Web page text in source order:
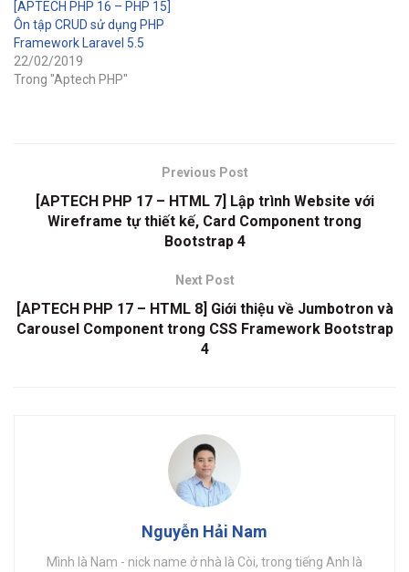
[APTECH PHP 16 – PHP 15]
Ôn tập CRUD sử dụng PHP
Framework Laravel 5.5
22/02/2019
Trong "Aptech PHP"
Previous Post
[APTECH PHP 17 – HTML 7] Lập trình Website với
Wireframe tự thiết kế, Card Component trong
Bootstrap 4
Next Post
[APTECH PHP 17 – HTML 8] Giới thiệu về Jumbotron và
Carousel Component trong CSS Framework Bootstrap
4
Nguyễn Hải Nam
Mình là Nam - nick name ở nhà là Còi, trong tiếng Anh là